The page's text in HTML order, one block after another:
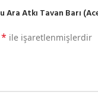
Atkı Tavan Barı
* ile işaretlenmişlerdir